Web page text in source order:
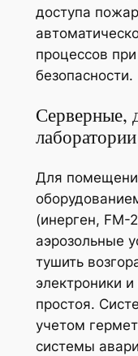
доступа
процессов
безопасности.
Серверные,
лаборатории
Для
(инерген, FM-
аэрозольные
тушить
электроники
простоя.
учетом
системы